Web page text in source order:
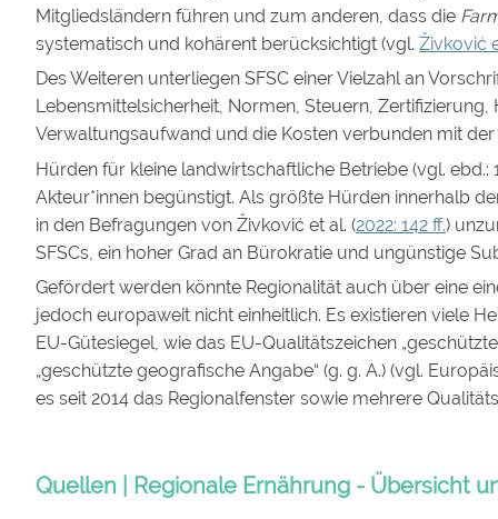
Mitgliedsländern führen und zum anderen, dass die
systematisch und kohärent berücksichtigt (vgl. Živković
Des Weiteren unterliegen SFSC einer Vielzahl an
Lebensmittelsicherheit, Normen, Steuern,
Verwaltungsaufwand und die Kosten verbunden mit
Hürden für kleine landwirtschaftliche Betriebe (vgl. ebd.:
Akteur*innen begünstigt. Als größte Hürden innerhalb
in den Befragungen von Živković et al. (2022: 142 ff.)
SFSCs, ein hoher Grad an Bürokratie und ungünstige
Gefördert werden könnte Regionalität auch über eine
jedoch europaweit nicht einheitlich. Es existieren viele
EU-Gütesiegel, wie das EU-Qualitätszeichen
„geschützte geografische Angabe“ (g. g. A.) (vgl.
es seit 2014 das Regionalfenster sowie mehrere
Quellen | Regionale Ernährung - Übersicht